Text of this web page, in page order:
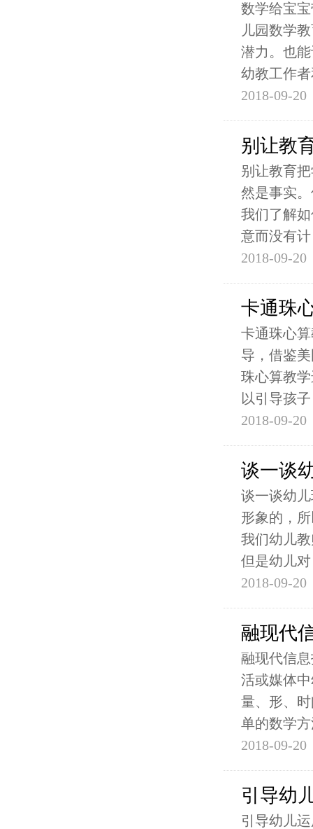
数学给宝
儿园数学
潜力。也
幼教工作
2018-09-20
别让教
别让教育
然是事实
我们了解
意而没有计
2018-09-20
卡通珠
卡通珠心
导，借鉴
珠心算教
以引导孩子
2018-09-20
谈一谈
谈一谈幼
形象的，
我们幼儿
但是幼儿对
2018-09-20
融现代
融现代信
活或媒体
量、形、
单的数学
2018-09-20
引导幼
引导幼儿